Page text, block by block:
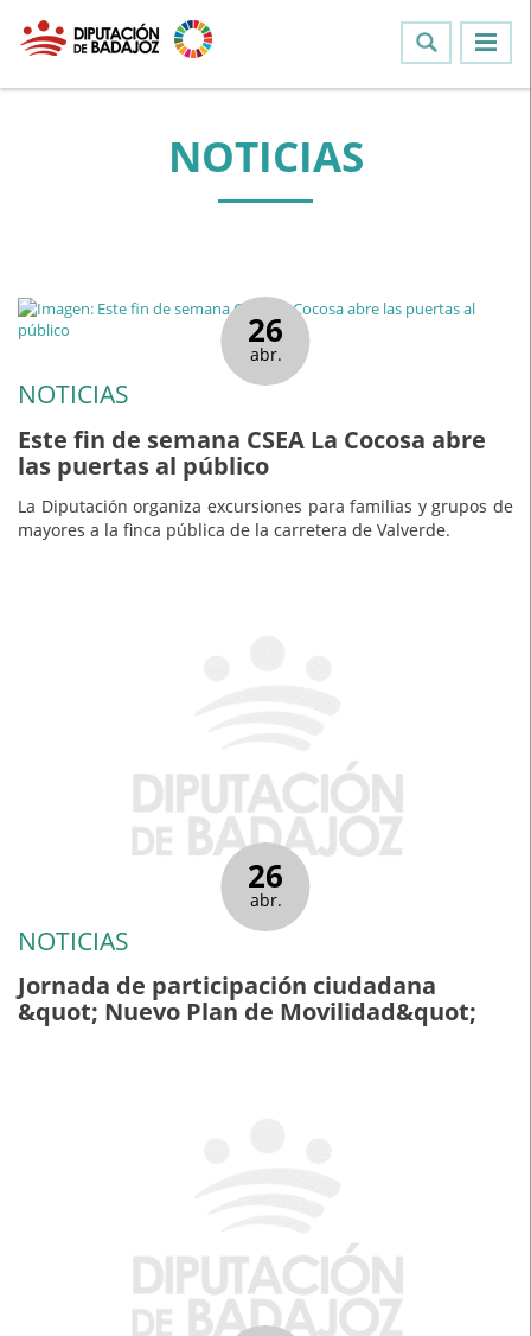
NOTICIAS
26
abr.
NOTICIAS
Este fin de semana CSEA La Cocosa abre
las puertas al público
La Diputación organiza excursiones para familias y grupos de
mayores a la finca pública de la carretera de Valverde.
26
abr.
NOTICIAS
Jornada de participación ciudadana
&quot; Nuevo Plan de Movilidad&quot;